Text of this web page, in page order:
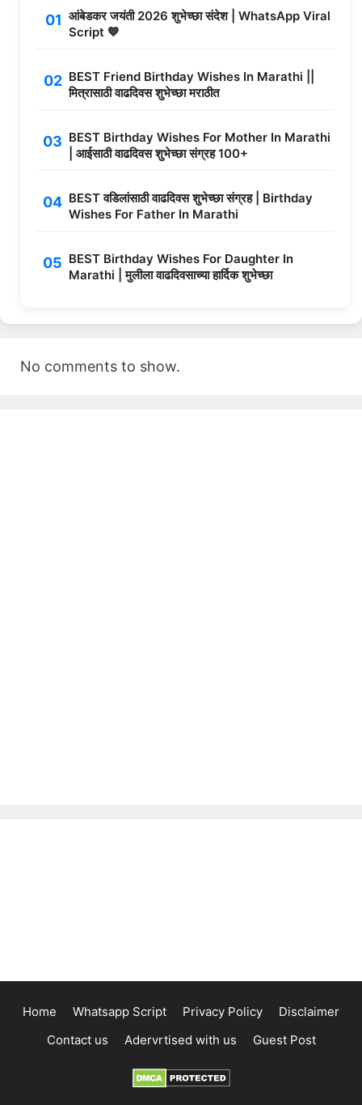
आंबेडकर जयंती 2026 शुभेच्छा संदेश | WhatsApp Viral
Script 💙
BEST Friend Birthday Wishes In Marathi ||
मित्रासाठी वाढदिवस शुभेच्छा मराठीत
BEST Birthday Wishes For Mother In Marathi
| आईसाठी वाढदिवस शुभेच्छा संग्रह 100+
BEST वडिलांसाठी वाढदिवस शुभेच्छा संग्रह | Birthday
Wishes For Father In Marathi
BEST Birthday Wishes For Daughter In
Marathi | मुलीला वाढदिवसाच्या हार्दिक शुभेच्छा
No comments to show.
Home Whatsapp Script Privacy Policy
Disclaimer
Contact us
Adervrtised with us Guest Post